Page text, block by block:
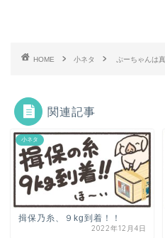
HOME 小ネタ ぷーちゃんは
関連記事
小ネタ
揖保乃糸、９kg到着！！
2022年12月4日